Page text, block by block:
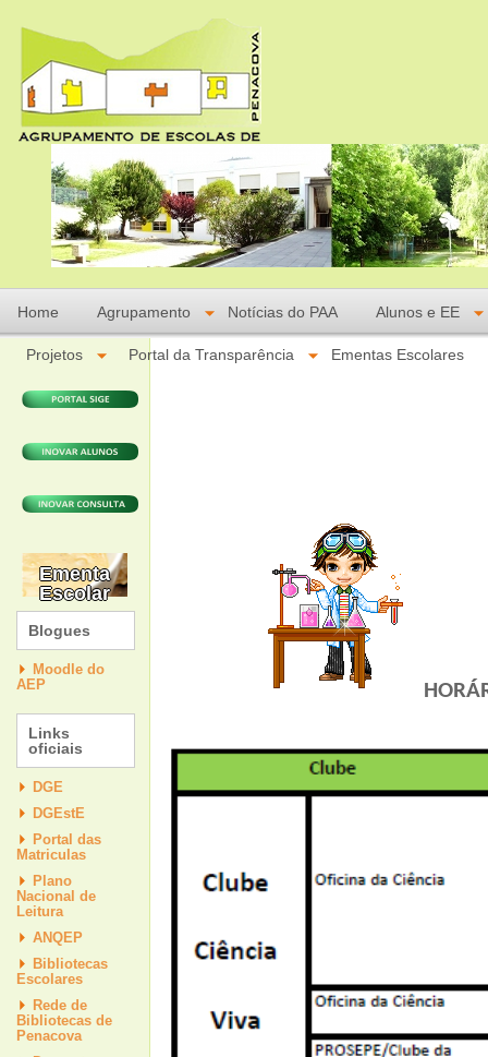
Home Agrupamento Notícias do PAA Alunos e EE
Projetos Portal da Transparência Ementas Escolares
Ementa
Escolar
Blogues
Moodle do
AEP
Links
oficiais
DGE
DGEstE
Portal das
Matriculas
Plano
Nacional de
Leitura
ANQEP
Bibliotecas
Escolares
Rede de
Bibliotecas de
Penacova